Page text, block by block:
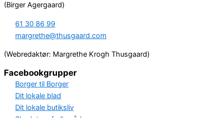
(Birger Agergaard)
61 30 86 99
margrethe@thusgaard.com
(Webredaktør: Margrethe Krogh Thusgaard)
Facebookgrupper
Borger til Borger
Dit lokale blad
Dit lokale butiksliv
Skødstrup fællesråd